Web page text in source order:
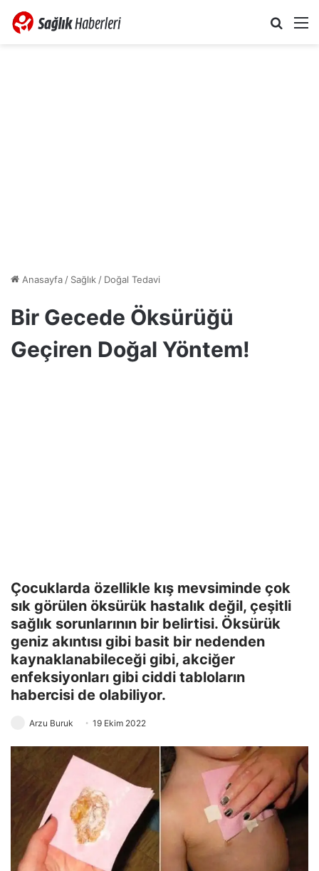
Anasayfa/ Sağlık/ Doğal Tedavi
Bir Gecede Öksürüğü
Geçiren Doğal Yöntem!
Çocuklarda özellikle kış mevsiminde çok
sık görülen öksürük hastalık değil, çeşitli
sağlık sorunlarının bir belirtisi. Öksürük
geniz akıntısı gibi basit bir nedenden
kaynaklanabileceği gibi, akciğer
enfeksiyonları gibi ciddi tabloların
habercisi de olabiliyor.
Arzu Buruk 19 Ekim 2022